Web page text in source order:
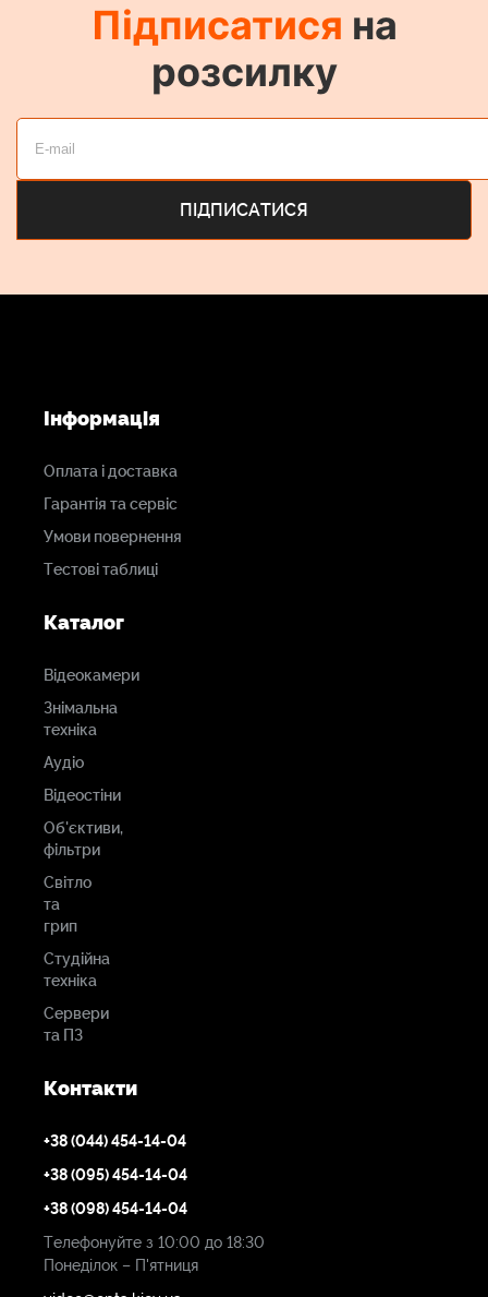
Підписатися на
розсилку
Інформація
Оплата і доставка
Гарантія та сервіс
Умови повернення
Тестові таблиці
Каталог
Відеокамери
Знімальна
техніка
Аудіо
Відеостіни
Об'єктиви,
фільтри
Світло
та
грип
Студійна
техніка
Сервери
та ПЗ
Контакти
+38 (044) 454-14-04
+38 (095) 454-14-04
+38 (098) 454-14-04
Телефонуйте з 10:00 до 18:30
Понеділок – П'ятниця